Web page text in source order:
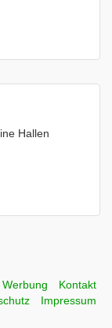
Hallen
Werbung
Kontakt
Impressum